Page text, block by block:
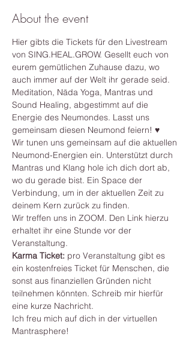
About the event
Hier gibts die Tickets für den Livestream
von SING.HEAL.GROW. Gesellt euch von
eurem gemütlichen Zuhause dazu, wo
auch immer auf der Welt ihr gerade seid.
Meditation, Nāda Yoga, Mantras und
Sound Healing, abgestimmt auf die
Energie des Neumondes. Lasst uns
gemeinsam diesen Neumond feiern! ♥
Wir tunen uns gemeinsam auf die aktuellen
Neumond-Energien ein. Unterstützt durch
Mantras und Klang hole ich dich dort ab,
wo du gerade bist. Ein Space der
Verbindung, um in der aktuellen Zeit zu
deinem Kern zurück zu finden.
Wir treffen uns in ZOOM. Den Link hierzu
erhaltet ihr eine Stunde vor der
Veranstaltung.
Karma Ticket: pro Veranstaltung gibt es
ein kostenfreies Ticket für Menschen, die
sonst aus finanziellen Gründen nicht
teilnehmen könnten. Schreib mir hierfür
eine kurze Nachricht.
Ich freu mich auf dich in der virtuellen
Mantrasphere!